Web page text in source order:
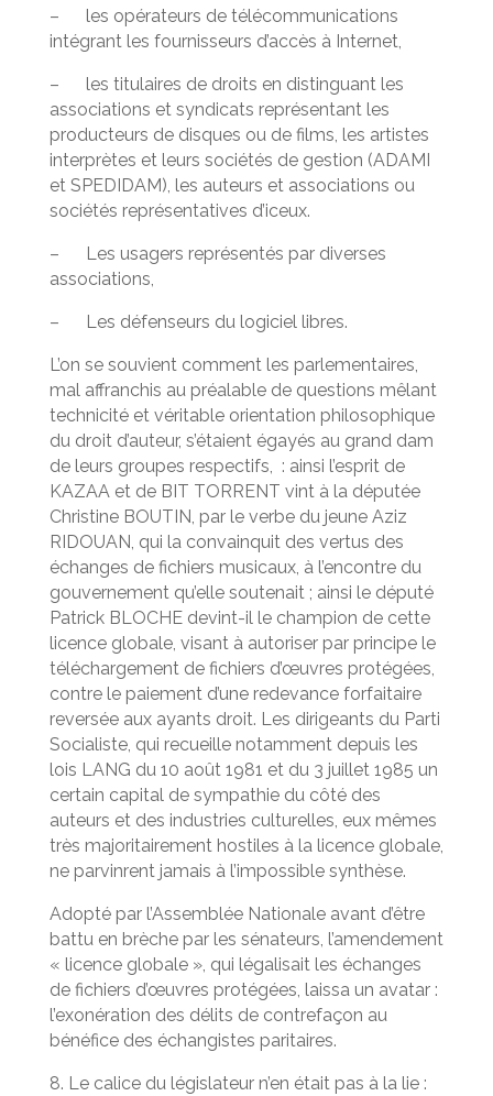
– les opérateurs de télécommunications
intégrant les fournisseurs d’accès à Internet,
– les titulaires de droits en distinguant les
associations et syndicats représentant les
producteurs de disques ou de films, les artistes
interprètes et leurs sociétés de gestion (ADAMI
et SPEDIDAM), les auteurs et associations ou
sociétés représentatives d’iceux.
– Les usagers représentés par diverses
associations,
– Les défenseurs du logiciel libres.
L’on se souvient comment les parlementaires,
mal affranchis au préalable de questions mêlant
technicité et véritable orientation philosophique
du droit d’auteur, s’étaient égayés au grand dam
de leurs groupes respectifs, : ainsi l’esprit de
KAZAA et de BIT TORRENT vint à la députée
Christine BOUTIN, par le verbe du jeune Aziz
RIDOUAN, qui la convainquit des vertus des
échanges de fichiers musicaux, à l’encontre du
gouvernement qu’elle soutenait ; ainsi le député
Patrick BLOCHE devint-il le champion de cette
licence globale, visant à autoriser par principe le
téléchargement de fichiers d’œuvres protégées,
contre le paiement d’une redevance forfaitaire
reversée aux ayants droit. Les dirigeants du Parti
Socialiste, qui recueille notamment depuis les
lois LANG du 10 août 1981 et du 3 juillet 1985 un
certain capital de sympathie du côté des
auteurs et des industries culturelles, eux mêmes
très majoritairement hostiles à la licence globale,
ne parvinrent jamais à l’impossible synthèse.
Adopté par l’Assemblée Nationale avant d’être
battu en brèche par les sénateurs, l’amendement
« licence globale », qui légalisait les échanges
de fichiers d’œuvres protégées, laissa un avatar :
l’exonération des délits de contrefaçon au
bénéfice des échangistes paritaires.
8. Le calice du législateur n’en était pas à la lie :